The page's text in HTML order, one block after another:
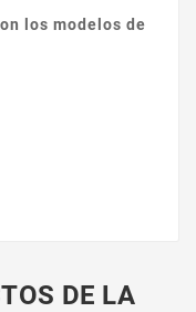
los modelos de
DE LA